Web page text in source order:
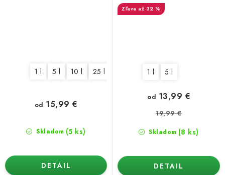
1 l 5 l 10 l 25 l
Skladom (5 ks)
od 15,99 €
DETAIL
až 32 %
1 l 5 l
Skladom (8 ks)
od 13,99 €
19,99 €
DETAIL